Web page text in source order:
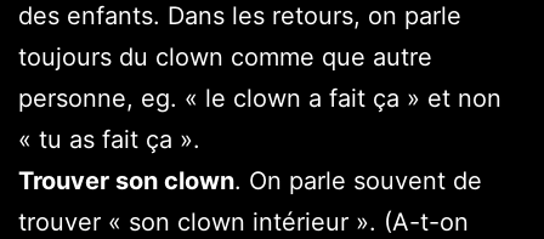
des enfants. Dans les retours, on parle
toujours du clown comme que autre
personne, eg. « le clown a fait ça » et non
« tu as fait ça ».
Trouver son clown. On parle souvent de
trouver « son clown intérieur ». (A-t-on